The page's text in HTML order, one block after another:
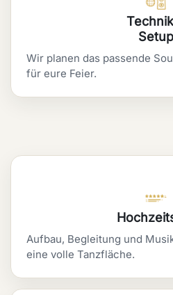
Setup
Wir planen das passende
für eure Feier.
Aufbau, Begleitung und
eine volle Tanzfläche.